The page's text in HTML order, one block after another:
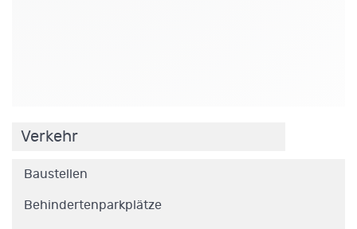
Verkehr
Baustellen
Behindertenparkplätze